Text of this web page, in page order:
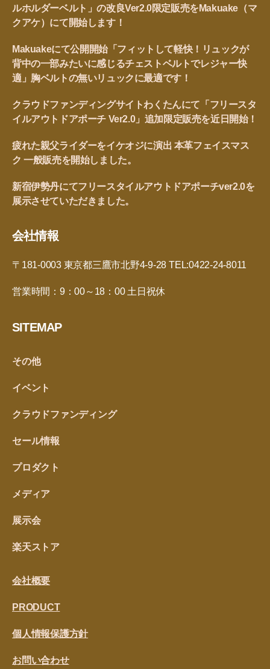
ルホルダーベルト」の改良Ver2.0限定販売をMakuake（マ
クアケ）にて開始します！
Makuakeにて公開開始「フィットして軽快！リュックが
背中の一部みたいに感じるチェストベルトでレジャー快
適」胸ベルトの無いリュックに最適です！
クラウドファンディングサイトわくたんにて「フリースタ
イルアウトドアポーチ Ver2.0」追加限定販売を近日開始！
疲れた親父ライダーをイケオジに演出 本革フェイスマス
ク 一般販売を開始しました。
新宿伊勢丹にてフリースタイルアウトドアポーチver2.0を
展示させていただきました。
会社情報
〒181-0003 東京都三鷹市北野4-9-28 TEL:0422-24-8011
営業時間：9：00～18：00 土日祝休
SITEMAP
その他
イベント
クラウドファンディング
セール情報
プロダクト
メディア
展示会
楽天ストア
会社概要
PRODUCT
個人情報保護方針
お問い合わせ